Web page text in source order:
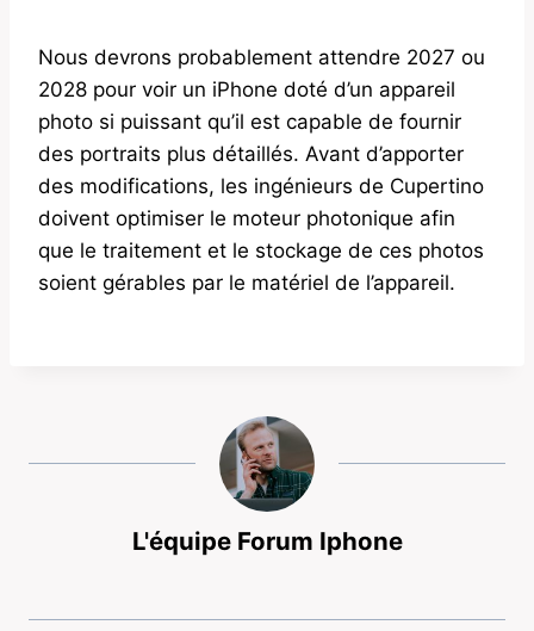
Nous devrons probablement attendre 2027 ou
2028 pour voir un iPhone doté d’un appareil
photo si puissant qu’il est capable de fournir
des portraits plus détaillés. Avant d’apporter
des modifications, les ingénieurs de Cupertino
doivent optimiser le moteur photonique afin
que le traitement et le stockage de ces photos
soient gérables par le matériel de l’appareil.
L'équipe Forum Iphone